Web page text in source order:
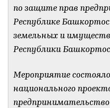
по защите прав
Республике
земельных и
Республики
Мероприятие
национального